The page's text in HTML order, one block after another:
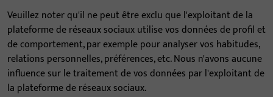
Veuillez noter qu'il ne peut être exclu que l'exploitant de la
plateforme de réseaux sociaux utilise vos données de profil et
de comportement, par exemple pour analyser vos habitudes,
relations personnelles, préférences, etc. Nous n'avons aucune
influence sur le traitement de vos données par l'exploitant de
la plateforme de réseaux sociaux.